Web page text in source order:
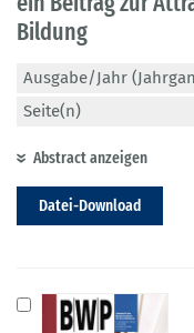
Bildung
Ausgabe/Jahr
Seite(n)
Abstract anzeigen
Datei-Download